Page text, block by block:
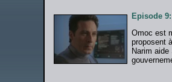
Episode
Omoc est
proposent
Narim